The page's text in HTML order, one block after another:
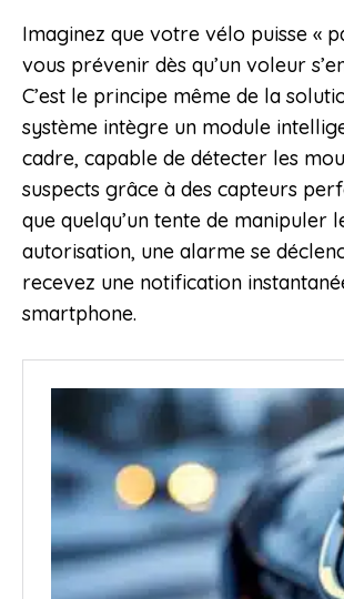
Imaginez que votre vélo puisse «
vous prévenir dès qu’un voleur
C’est le principe même de la
système intègre un module
cadre, capable de détecter les
suspects grâce à des capteurs
que quelqu’un tente de manipuler
autorisation, une alarme se
recevez une notification
smartphone.